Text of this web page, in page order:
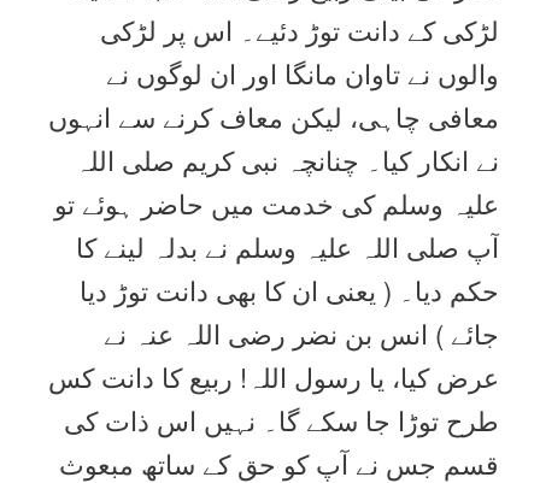
لڑکی کے دانت توڑ دئیے۔ اس پر لڑکی
والوں نے تاوان مانگا اور ان لوگوں نے
معافی چاہی، لیکن معاف کرنے سے انہوں
نے انکار کیا۔ چنانچہ نبی کریم صلی اللہ
علیہ وسلم کی خدمت میں حاضر ہوئے تو
آپ صلی اللہ علیہ وسلم نے بدلہ لینے کا
حکم دیا۔ ( یعنی ان کا بھی دانت توڑ دیا
جائے ) انس بن نضر رضی اللہ عنہ نے
عرض کیا، یا رسول اللہ! ربیع کا دانت کس
طرح توڑا جا سکے گا۔ نہیں اس ذات کی
قسم جس نے آپ کو حق کے ساتھ مبعوث